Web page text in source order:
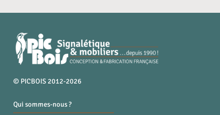
© PICBOIS 2012-2026
Qui sommes-nous ?